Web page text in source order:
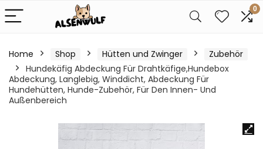
0
Home Shop Hütten und Zwinger
Zubehör
Hundekäfig Abdeckung Für Drahtkäfige,Hundebox
Abdeckung, Langlebig, Winddicht, Abdeckung Für
Hundehütten, Hunde-Zubehör, Für Den Innen- Und
Außenbereich